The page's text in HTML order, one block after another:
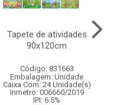
Tapete de atividades
90x120cm
Código: 831663
Embalagem: Unidade
Caixa Com: 24 Unidade(s)
Inmetro: 006660/2019
IPI: 6.5%